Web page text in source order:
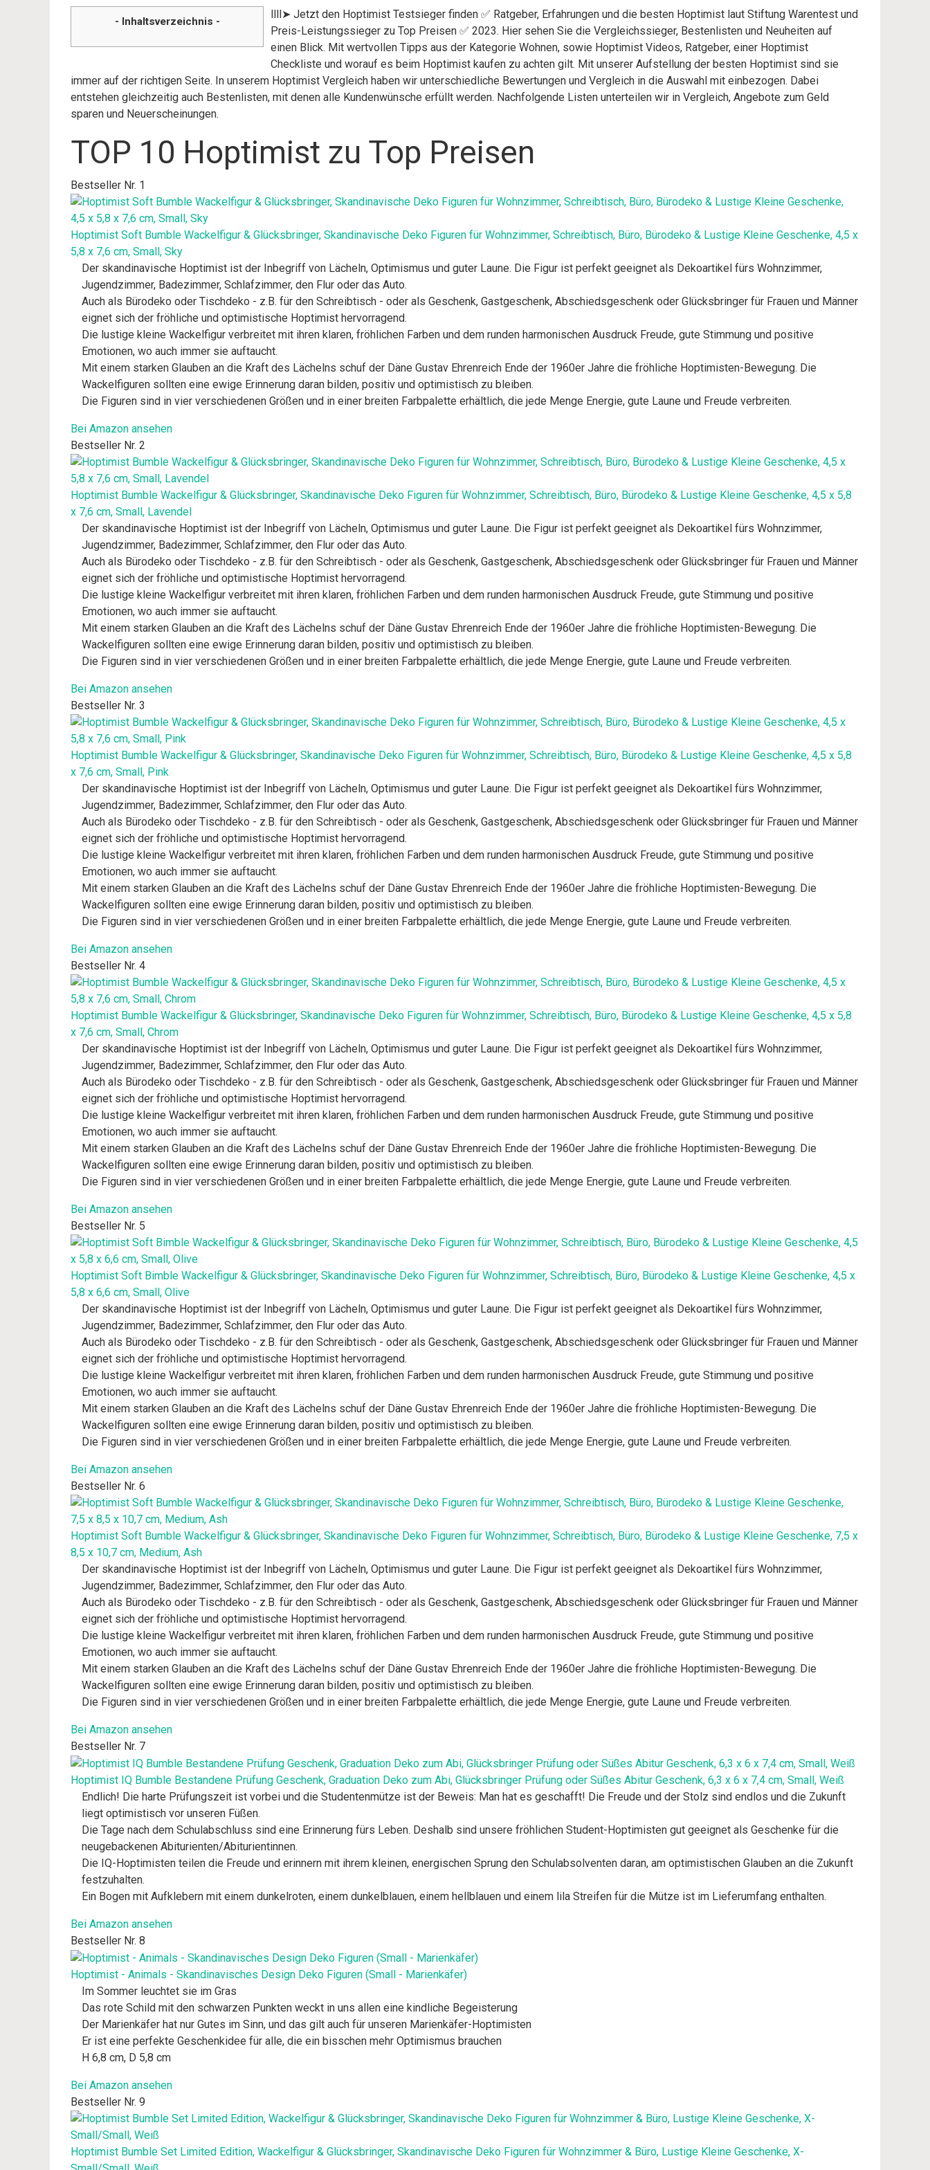
- Inhaltsverzeichnis -
llll➤ Jetzt den Hoptimist Testsieger finden ✅ Ratgeber, Erfahrungen und die besten Hoptimist laut Stiftung Warentest und
Preis-Leistungssieger zu Top Preisen ✅ 2023. Hier sehen Sie die Vergleichssieger, Bestenlisten und Neuheiten auf
einen Blick. Mit wertvollen Tipps aus der Kategorie Wohnen, sowie Hoptimist Videos, Ratgeber, einer Hoptimist
Checkliste und worauf es beim Hoptimist kaufen zu achten gilt. Mit unserer Aufstellung der besten Hoptimist sind sie
immer auf der richtigen Seite. In unserem Hoptimist Vergleich haben wir unterschiedliche Bewertungen und Vergleich in die Auswahl mit einbezogen. Dabei
entstehen gleichzeitig auch Bestenlisten, mit denen alle Kundenwünsche erfüllt werden. Nachfolgende Listen unterteilen wir in Vergleich, Angebote zum Geld
sparen und Neuerscheinungen.
TOP 10 Hoptimist zu Top Preisen
Bestseller Nr. 1
Hoptimist Soft Bumble Wackelfigur & Glücksbringer, Skandinavische Deko Figuren für Wohnzimmer, Schreibtisch, Büro, Bürodeko & Lustige Kleine Geschenke, 4,5 x
5,8 x 7,6 cm, Small, Sky
Der skandinavische Hoptimist ist der Inbegriff von Lächeln, Optimismus und guter Laune. Die Figur ist perfekt geeignet als Dekoartikel fürs Wohnzimmer,
Jugendzimmer, Badezimmer, Schlafzimmer, den Flur oder das Auto.
Auch als Bürodeko oder Tischdeko - z.B. für den Schreibtisch - oder als Geschenk, Gastgeschenk, Abschiedsgeschenk oder Glücksbringer für Frauen und Männer
eignet sich der fröhliche und optimistische Hoptimist hervorragend.
Die lustige kleine Wackelfigur verbreitet mit ihren klaren, fröhlichen Farben und dem runden harmonischen Ausdruck Freude, gute Stimmung und positive
Emotionen, wo auch immer sie auftaucht.
Mit einem starken Glauben an die Kraft des Lächelns schuf der Däne Gustav Ehrenreich Ende der 1960er Jahre die fröhliche Hoptimisten-Bewegung. Die
Wackelfiguren sollten eine ewige Erinnerung daran bilden, positiv und optimistisch zu bleiben.
Die Figuren sind in vier verschiedenen Größen und in einer breiten Farbpalette erhältlich, die jede Menge Energie, gute Laune und Freude verbreiten.
Bei Amazon ansehen
Bestseller Nr. 2
Hoptimist Bumble Wackelfigur & Glücksbringer, Skandinavische Deko Figuren für Wohnzimmer, Schreibtisch, Büro, Bürodeko & Lustige Kleine Geschenke, 4,5 x 5,8
x 7,6 cm, Small, Lavendel
Der skandinavische Hoptimist ist der Inbegriff von Lächeln, Optimismus und guter Laune. Die Figur ist perfekt geeignet als Dekoartikel fürs Wohnzimmer,
Jugendzimmer, Badezimmer, Schlafzimmer, den Flur oder das Auto.
Auch als Bürodeko oder Tischdeko - z.B. für den Schreibtisch - oder als Geschenk, Gastgeschenk, Abschiedsgeschenk oder Glücksbringer für Frauen und Männer
eignet sich der fröhliche und optimistische Hoptimist hervorragend.
Die lustige kleine Wackelfigur verbreitet mit ihren klaren, fröhlichen Farben und dem runden harmonischen Ausdruck Freude, gute Stimmung und positive
Emotionen, wo auch immer sie auftaucht.
Mit einem starken Glauben an die Kraft des Lächelns schuf der Däne Gustav Ehrenreich Ende der 1960er Jahre die fröhliche Hoptimisten-Bewegung. Die
Wackelfiguren sollten eine ewige Erinnerung daran bilden, positiv und optimistisch zu bleiben.
Die Figuren sind in vier verschiedenen Größen und in einer breiten Farbpalette erhältlich, die jede Menge Energie, gute Laune und Freude verbreiten.
Bei Amazon ansehen
Bestseller Nr. 3
Hoptimist Bumble Wackelfigur & Glücksbringer, Skandinavische Deko Figuren für Wohnzimmer, Schreibtisch, Büro, Bürodeko & Lustige Kleine Geschenke, 4,5 x 5,8
x 7,6 cm, Small, Pink
Der skandinavische Hoptimist ist der Inbegriff von Lächeln, Optimismus und guter Laune. Die Figur ist perfekt geeignet als Dekoartikel fürs Wohnzimmer,
Jugendzimmer, Badezimmer, Schlafzimmer, den Flur oder das Auto.
Auch als Bürodeko oder Tischdeko - z.B. für den Schreibtisch - oder als Geschenk, Gastgeschenk, Abschiedsgeschenk oder Glücksbringer für Frauen und Männer
eignet sich der fröhliche und optimistische Hoptimist hervorragend.
Die lustige kleine Wackelfigur verbreitet mit ihren klaren, fröhlichen Farben und dem runden harmonischen Ausdruck Freude, gute Stimmung und positive
Emotionen, wo auch immer sie auftaucht.
Mit einem starken Glauben an die Kraft des Lächelns schuf der Däne Gustav Ehrenreich Ende der 1960er Jahre die fröhliche Hoptimisten-Bewegung. Die
Wackelfiguren sollten eine ewige Erinnerung daran bilden, positiv und optimistisch zu bleiben.
Die Figuren sind in vier verschiedenen Größen und in einer breiten Farbpalette erhältlich, die jede Menge Energie, gute Laune und Freude verbreiten.
Bei Amazon ansehen
Bestseller Nr. 4
Hoptimist Bumble Wackelfigur & Glücksbringer, Skandinavische Deko Figuren für Wohnzimmer, Schreibtisch, Büro, Bürodeko & Lustige Kleine Geschenke, 4,5 x 5,8
x 7,6 cm, Small, Chrom
Der skandinavische Hoptimist ist der Inbegriff von Lächeln, Optimismus und guter Laune. Die Figur ist perfekt geeignet als Dekoartikel fürs Wohnzimmer,
Jugendzimmer, Badezimmer, Schlafzimmer, den Flur oder das Auto.
Auch als Bürodeko oder Tischdeko - z.B. für den Schreibtisch - oder als Geschenk, Gastgeschenk, Abschiedsgeschenk oder Glücksbringer für Frauen und Männer
eignet sich der fröhliche und optimistische Hoptimist hervorragend.
Die lustige kleine Wackelfigur verbreitet mit ihren klaren, fröhlichen Farben und dem runden harmonischen Ausdruck Freude, gute Stimmung und positive
Emotionen, wo auch immer sie auftaucht.
Mit einem starken Glauben an die Kraft des Lächelns schuf der Däne Gustav Ehrenreich Ende der 1960er Jahre die fröhliche Hoptimisten-Bewegung. Die
Wackelfiguren sollten eine ewige Erinnerung daran bilden, positiv und optimistisch zu bleiben.
Die Figuren sind in vier verschiedenen Größen und in einer breiten Farbpalette erhältlich, die jede Menge Energie, gute Laune und Freude verbreiten.
Bei Amazon ansehen
Bestseller Nr. 5
Hoptimist Soft Bimble Wackelfigur & Glücksbringer, Skandinavische Deko Figuren für Wohnzimmer, Schreibtisch, Büro, Bürodeko & Lustige Kleine Geschenke, 4,5 x
5,8 x 6,6 cm, Small, Olive
Der skandinavische Hoptimist ist der Inbegriff von Lächeln, Optimismus und guter Laune. Die Figur ist perfekt geeignet als Dekoartikel fürs Wohnzimmer,
Jugendzimmer, Badezimmer, Schlafzimmer, den Flur oder das Auto.
Auch als Bürodeko oder Tischdeko - z.B. für den Schreibtisch - oder als Geschenk, Gastgeschenk, Abschiedsgeschenk oder Glücksbringer für Frauen und Männer
eignet sich der fröhliche und optimistische Hoptimist hervorragend.
Die lustige kleine Wackelfigur verbreitet mit ihren klaren, fröhlichen Farben und dem runden harmonischen Ausdruck Freude, gute Stimmung und positive
Emotionen, wo auch immer sie auftaucht.
Mit einem starken Glauben an die Kraft des Lächelns schuf der Däne Gustav Ehrenreich Ende der 1960er Jahre die fröhliche Hoptimisten-Bewegung. Die
Wackelfiguren sollten eine ewige Erinnerung daran bilden, positiv und optimistisch zu bleiben.
Die Figuren sind in vier verschiedenen Größen und in einer breiten Farbpalette erhältlich, die jede Menge Energie, gute Laune und Freude verbreiten.
Bei Amazon ansehen
Bestseller Nr. 6
Hoptimist Soft Bumble Wackelfigur & Glücksbringer, Skandinavische Deko Figuren für Wohnzimmer, Schreibtisch, Büro, Bürodeko & Lustige Kleine Geschenke, 7,5 x
8,5 x 10,7 cm, Medium, Ash
Der skandinavische Hoptimist ist der Inbegriff von Lächeln, Optimismus und guter Laune. Die Figur ist perfekt geeignet als Dekoartikel fürs Wohnzimmer,
Jugendzimmer, Badezimmer, Schlafzimmer, den Flur oder das Auto.
Auch als Bürodeko oder Tischdeko - z.B. für den Schreibtisch - oder als Geschenk, Gastgeschenk, Abschiedsgeschenk oder Glücksbringer für Frauen und Männer
eignet sich der fröhliche und optimistische Hoptimist hervorragend.
Die lustige kleine Wackelfigur verbreitet mit ihren klaren, fröhlichen Farben und dem runden harmonischen Ausdruck Freude, gute Stimmung und positive
Emotionen, wo auch immer sie auftaucht.
Mit einem starken Glauben an die Kraft des Lächelns schuf der Däne Gustav Ehrenreich Ende der 1960er Jahre die fröhliche Hoptimisten-Bewegung. Die
Wackelfiguren sollten eine ewige Erinnerung daran bilden, positiv und optimistisch zu bleiben.
Die Figuren sind in vier verschiedenen Größen und in einer breiten Farbpalette erhältlich, die jede Menge Energie, gute Laune und Freude verbreiten.
Bei Amazon ansehen
Bestseller Nr. 7
Hoptimist IQ Bumble Bestandene Prüfung Geschenk, Graduation Deko zum Abi, Glücksbringer Prüfung oder Süßes Abitur Geschenk, 6,3 x 6 x 7,4 cm, Small, Weiß
Endlich! Die harte Prüfungszeit ist vorbei und die Studentenmütze ist der Beweis: Man hat es geschafft! Die Freude und der Stolz sind endlos und die Zukunft
liegt optimistisch vor unseren Füßen.
Die Tage nach dem Schulabschluss sind eine Erinnerung fürs Leben. Deshalb sind unsere fröhlichen Student-Hoptimisten gut geeignet als Geschenke für die
neugebackenen Abiturienten/Abiturientinnen.
Die IQ-Hoptimisten teilen die Freude und erinnern mit ihrem kleinen, energischen Sprung den Schulabsolventen daran, am optimistischen Glauben an die Zukunft
festzuhalten.
Ein Bogen mit Aufklebern mit einem dunkelroten, einem dunkelblauen, einem hellblauen und einem lila Streifen für die Mütze ist im Lieferumfang enthalten.
Bei Amazon ansehen
Bestseller Nr. 8
Hoptimist - Animals - Skandinavisches Design Deko Figuren (Small - Marienkäfer)
Im Sommer leuchtet sie im Gras
Das rote Schild mit den schwarzen Punkten weckt in uns allen eine kindliche Begeisterung
Der Marienkäfer hat nur Gutes im Sinn, und das gilt auch für unseren Marienkäfer-Hoptimisten
Er ist eine perfekte Geschenkidee für alle, die ein bisschen mehr Optimismus brauchen
H 6,8 cm, D 5,8 cm
Bei Amazon ansehen
Bestseller Nr. 9
Hoptimist Bumble Set Limited Edition, Wackelfigur & Glücksbringer, Skandinavische Deko Figuren für Wohnzimmer & Büro, Lustige Kleine Geschenke, X-